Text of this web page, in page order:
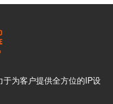
为客户提供全方位的IP设